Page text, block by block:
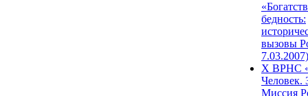
бедность:
вызовы
7.03.2007)
X ВРНС
Человек.
Миссия